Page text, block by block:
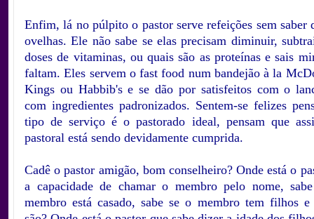
Enfim, lá no púlpito o pastor serve refeições sem saber
ovelhas. Ele não sabe se elas precisam diminuir,
doses de vitaminas, ou quais são as proteínas e sais
faltam. Eles servem o fast food num bandejão à la
Kings ou Habbib's e se dão por satisfeitos com o
com ingredientes padronizados. Sentem-se felizes
tipo de serviço é o pastorado ideal, pensam que
pastoral está sendo devidamente cumprida.
Cadê o pastor amigão, bom conselheiro? Onde está o
a capacidade de chamar o membro pelo nome,
membro está casado, sabe se o membro tem filhos